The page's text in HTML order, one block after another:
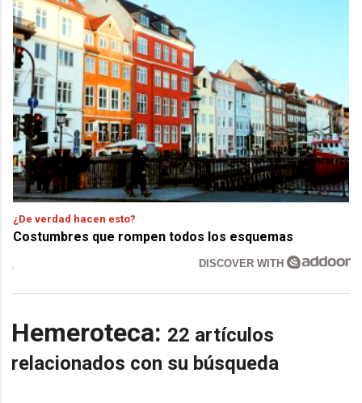
¿De verdad hacen esto?
Costumbres que rompen todos los esquemas
DISCOVER WITH
Hemeroteca: 22 artículos
relacionados con su búsqueda